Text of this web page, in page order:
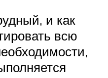
и как
всю